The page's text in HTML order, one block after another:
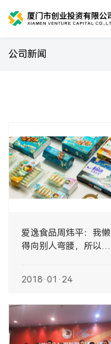
公司新闻
爱逸食品周炜平：我懒
得向别人弯腰，所以只
2018·01·24